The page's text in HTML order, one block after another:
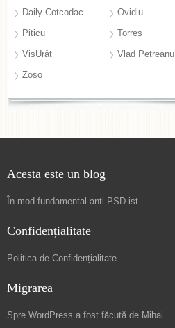
Daily Cotcodac
Ovidiu
Piticu
Torres
VisUrât
Vlad Petreanu
Zoso
Acesta este un blog
În mod fundamental anti-PSD-ist.
Confidențialitate
Politica de Confidențialitate
Migrarea
Spre WordPress a fost făcută de Mihai.